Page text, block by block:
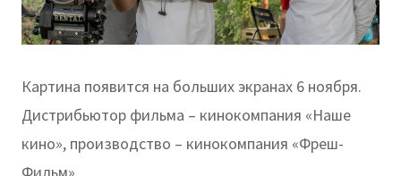
Картина появится на больших экранах 6 ноября.
Дистрибьютор фильма – кинокомпания «Наше
кино», производство – кинокомпания «Фреш-